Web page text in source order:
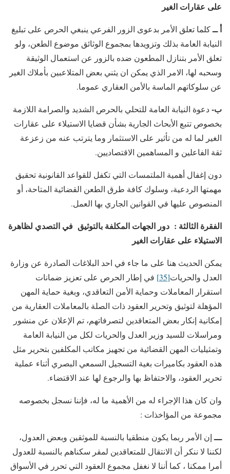
على عقارات الغير
أ ــكلما تعلق الأمر بدعوى الزور الفرعي ينبغي الحرص على تبليغ
النيابة العامة بذلك وتزويدها بمجموع الوثائق موضوع الطعن، ولو
تعلق الأمر بتنازل المطعون ضده بالزور عن استعمال الوثيقة
وسحبه لها، الامر الذي يمكن ان يثني بعض المتلاعبين بأملاك الغير
عن سلوكاتهم الماسة بالأمن العقاري عموما.
ب-دعوة النيابة العامة للتحلي بالحرص الشديد والصرامة اللازمة
بخصوص تتبع الأبحاث الجارية بشأن قضايا الاستيلاء على عقارات
الغير لما له من تأثير على الاستثمار وما يترتب عنه من زعزعة
ثقة الفاعلين و المساهمين الاقتصاديين.
دون إغفال أهمية الملتمسات التي تكفل للقواعد القانونية تحقيق
مهمتها الردعية، وسلوك كافة طرق الطعن القضائية المتاحة، أو
المنصوص عليها في القوانين الجاري بها العمل.
الفقرة الثالثة : دور الجهات المكلفة بالتوثيق في التصدي لظاهرة
الاستيلاء على عقارات الغير
يمكن الحديث هنا على ما جاء في احد البلاغات الصادرة عن وزارة
العدل والحريات[35]
في إطار الحرص على تعزيز ضمانات
استقرار المعاملات وحماية الأمن التعاقدي، وبغية حماية المهن
المؤهلة لتوثيق وتحرير العقود ذات الصلة بالمعاملات العقارية من
إمكانية إنكار بعض المتعاقدين لتصرفاتهم، تم الإعلان عن منشور
ومراسلات للسيد وزير العدل والحريات لكل من النيابة العامة
وتمثيليات المهن القضائية من تجهيز مكاتب المكلفين بتحرير مثل
هذه العقود بكاميرات بغية التسجيل السمعي البصري أثناء عملية
تحرير العقود، والاحتفاظ بها والرجوع لها عند الاقتضاء.
وان كان هذا الإجراء له من الأهمية ما له، فإننا نسجل بخصوصه
مجموعة من المؤاخذات :
ـــإن الأمر ربما يكون منطقيا بالنسبة للموثقين وبعض العدول،
لكننا لا ننكر أن الانتقال للمتعاقدين لمقر سكناهم بالنسبة للعدول
أمرا ممكنا ، كما أننا لا نغفل مجموع العقود التي تحرر في الأسواق